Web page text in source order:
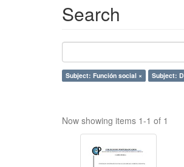
Search
Subject: Función social × Subject:
Now showing items 1-1 of 1